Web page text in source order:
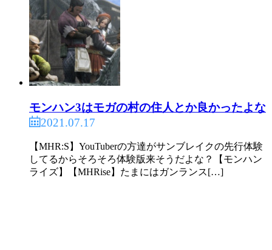
モンハン3はモガの村の住人とか良かったよな
2021.07.17
【MHR:S】YouTuberの方達がサンブレイクの先行体験
してるからそろそろ体験版来そうだよな？【モンハン
ライズ】【MHRise】たまにはガンランス[…]